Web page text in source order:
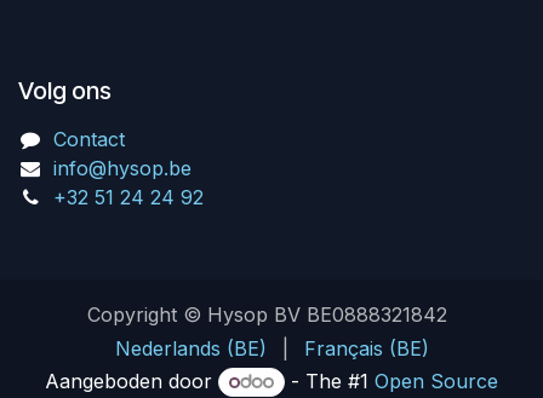
Volg ons
Contact
info@hysop.be
+32 51 24 24 92
Copyright © Hysop BV BE0888321842
Nederlands (BE)
Français (BE)
Aangeboden door
- The #1 Open Source